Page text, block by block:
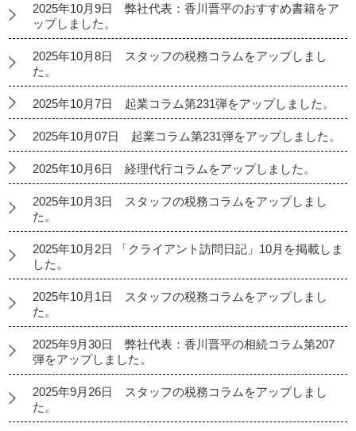
2025年10月9日 弊社代表：香川晋平のおすすめ書籍をア
ップしました。
2025年10月8日 スタッフの税務コラムをアップしまし
た。
2025年10月7日 起業コラム第231弾をアップしました。
2025年10月07日 起業コラム第231弾をアップしました。
2025年10月6日 経理代行コラムをアップしました。
2025年10月3日 スタッフの税務コラムをアップしまし
た。
2025年10月2日 「クライアント訪問日記」10月を掲載しま
した。
2025年10月1日 スタッフの税務コラムをアップしまし
た。
2025年9月30日 弊社代表：香川晋平の相続コラム第207
弾をアップしました。
2025年9月26日 スタッフの税務コラムをアップしまし
た。